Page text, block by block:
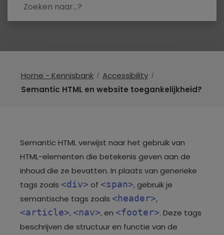
Home - Kennisbank
Accessibility
Semantic HTML en website toegankelijkheid?
Semantic HTML verwijst naar het gebruik van
HTML-elementen die betekenis geven aan de
inhoud die ze bevatten. In plaats van generieke
tags zoals <div> of <span>, gebruik je
semantische tags zoals <header>,
<article>, <nav>, en <footer>. Deze tags
beschrijven de structuur en functie van de